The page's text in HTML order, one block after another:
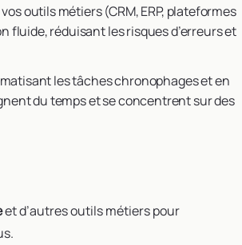
outils métiers (CRM, ERP, plateformes
réduisant les risques d’erreurs et
les tâches chronophages et en
du temps et se concentrent sur des
et d’autres outils métiers pour